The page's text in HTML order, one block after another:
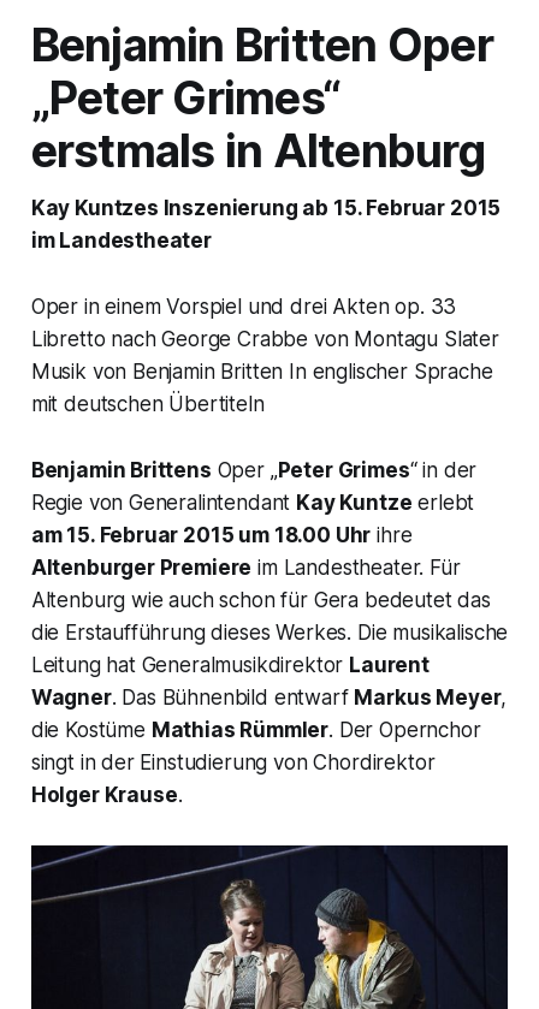
Benjamin Britten Oper
„Peter Grimes“
erstmals in Altenburg
Kay Kuntzes Inszenierung ab 15. Februar 2015
im Landestheater
Oper in einem Vorspiel und drei Akten op. 33
Libretto nach George Crabbe von Montagu Slater
Musik von Benjamin Britten In englischer Sprache
mit deutschen Übertiteln
Benjamin Brittens Oper „Peter Grimes“ in der
Regie von Generalintendant Kay Kuntze erlebt
am 15. Februar 2015 um 18.00 Uhr ihre
Altenburger Premiere im Landestheater. Für
Altenburg wie auch schon für Gera bedeutet das
die Erstaufführung dieses Werkes. Die musikalische
Leitung hat Generalmusikdirektor Laurent
Wagner. Das Bühnenbild entwarf Markus Meyer,
die Kostüme Mathias Rümmler. Der Opernchor
singt in der Einstudierung von Chordirektor
Holger Krause.